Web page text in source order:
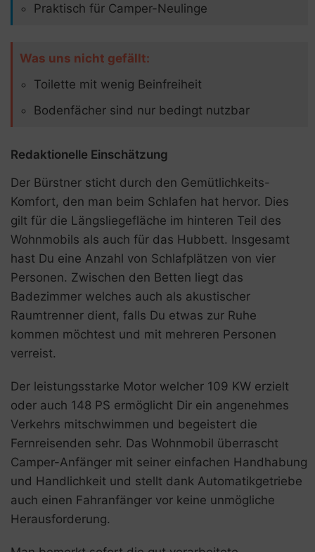
Praktisch für Camper-Neulinge
Was uns nicht gefällt:
Toilette mit wenig Beinfreiheit
Bodenfächer sind nur bedingt nutzbar
Redaktionelle Einschätzung
Der Bürstner sticht durch den Gemütlichkeits-
Komfort, den man beim Schlafen hat hervor. Dies
gilt für die Längsliegefläche im hinteren Teil des
Wohnmobils als auch für das Hubbett. Insgesamt
hast Du eine Anzahl von Schlafplätzen von vier
Personen. Zwischen den Betten liegt das
Badezimmer welches auch als akustischer
Raumtrenner dient, falls Du etwas zur Ruhe
kommen möchtest und mit mehreren Personen
verreist.
Der leistungsstarke Motor welcher 109 KW erzielt
oder auch 148 PS ermöglicht Dir ein angenehmes
Verkehrs mitschwimmen und begeistert die
Fernreisenden sehr. Das Wohnmobil überrascht
Camper-Anfänger mit seiner einfachen Handhabung
und Handlichkeit und stellt dank Automatikgetriebe
auch einen Fahranfänger vor keine unmögliche
Herausforderung.